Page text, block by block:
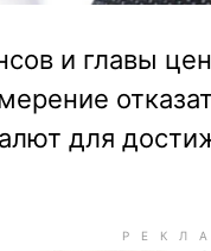
и главы
для